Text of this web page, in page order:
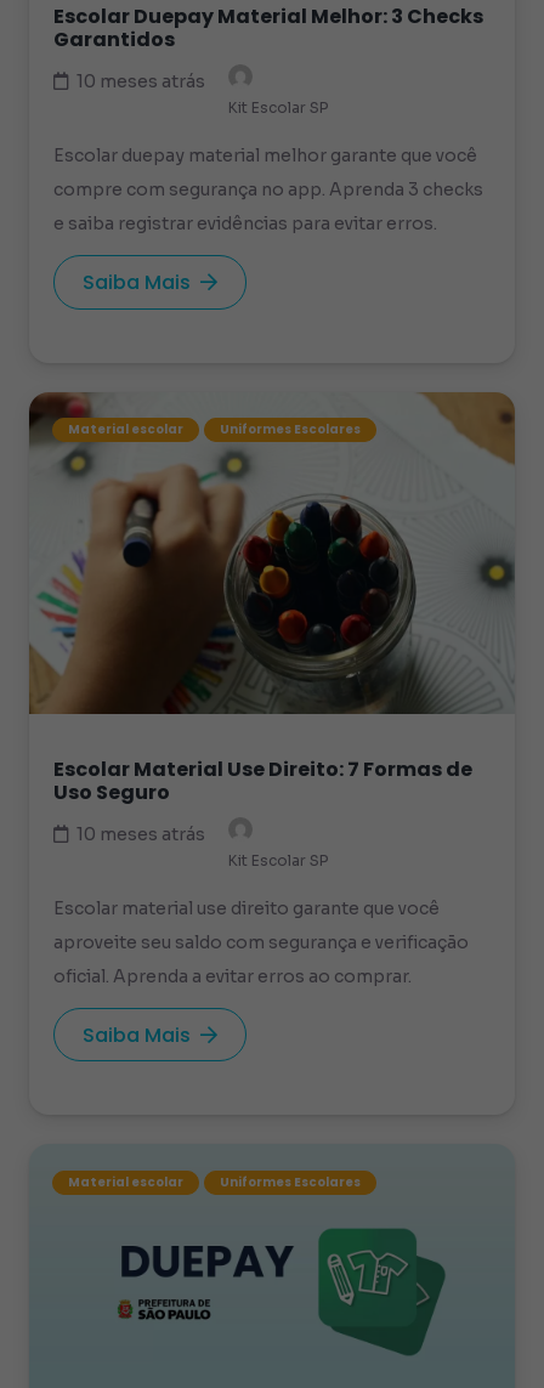
Escolar Duepay Material Melhor: 3 Checks
Garantidos
10 meses atrás
Kit Escolar SP
Escolar duepay material melhor garante que você
compre com segurança no app. Aprenda 3 checks
e saiba registrar evidências para evitar erros.
Saiba Mais
Material escolar Uniformes Escolares
Escolar Material Use Direito: 7 Formas de
Uso Seguro
10 meses atrás
Kit Escolar SP
Escolar material use direito garante que você
aproveite seu saldo com segurança e verificação
oficial. Aprenda a evitar erros ao comprar.
Saiba Mais
Material escolar Uniformes Escolares